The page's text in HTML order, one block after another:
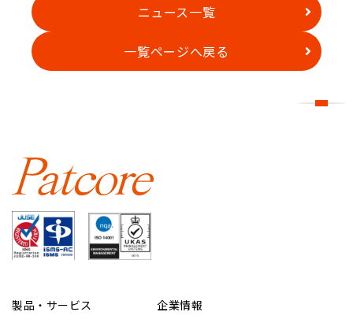
ニュース一覧
一覧ページへ戻る
製品・サービス
企業情報